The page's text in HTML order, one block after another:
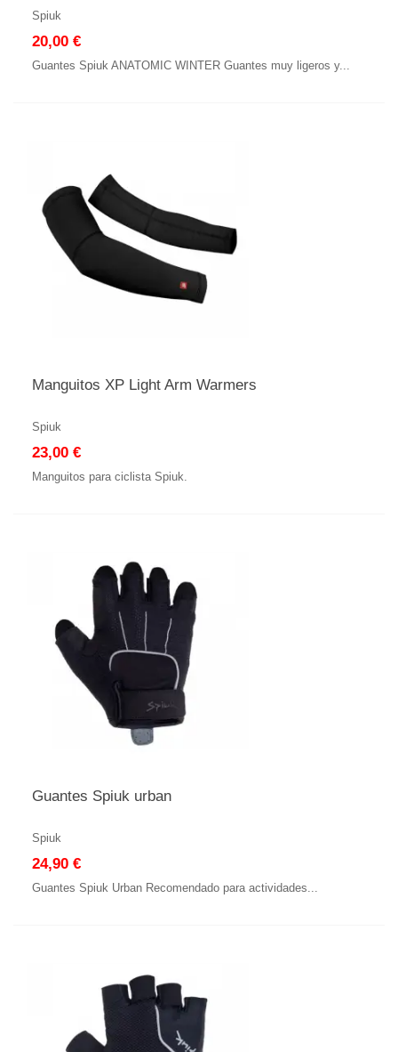
Spiuk
20,00 €
Guantes Spiuk ANATOMIC WINTER Guantes muy ligeros y...
Manguitos XP Light Arm Warmers
Spiuk
23,00 €
Manguitos para ciclista Spiuk.
Guantes Spiuk urban
Spiuk
24,90 €
Guantes Spiuk Urban Recomendado para actividades...